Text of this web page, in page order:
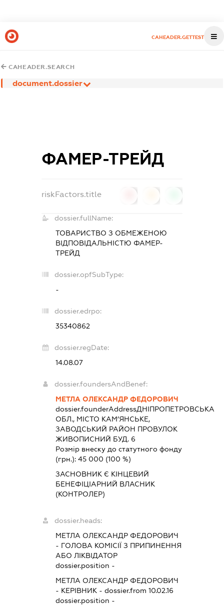
CAHEADER.GETTEST
CAHEADER.SEARCH
document.dossier
ФАМЕР-ТРЕЙД
riskFactors.title
dossier.fullName:
ТОВАРИСТВО З ОБМЕЖЕНОЮ
ВІДПОВІДАЛЬНІСТЮ ФАМЕР-
ТРЕЙД
dossier.opfSubType:
-
dossier.edrpo:
35340862
dossier.regDate:
14.08.07
dossier.foundersAndBenef:
МЕТЛА ОЛЕКСАНДР ФЕДОРОВИЧ
dossier.founderAddressДНІПРОПЕТРОВСЬКА
ОБЛ., МІСТО КАМ’ЯНСЬКЕ,
ЗАВОДСЬКИЙ РАЙОН ПРОВУЛОК
ЖИВОПИСНИЙ БУД. 6
Розмір внеску до статутного фонду
(грн.): 45 000 (100 %)
ЗАСНОВНИК Є КІНЦЕВИЙ
БЕНЕФІЦІАРНИЙ ВЛАСНИК
(КОНТРОЛЕР)
dossier.heads:
МЕТЛА ОЛЕКСАНДР ФЕДОРОВИЧ
- ГОЛОВА КОМІСІЇ З ПРИПИНЕННЯ
АБО ЛІКВІДАТОР
dossier.position -
МЕТЛА ОЛЕКСАНДР ФЕДОРОВИЧ
- КЕРІВНИК- dossier.from 10.02.16
dossier.position -